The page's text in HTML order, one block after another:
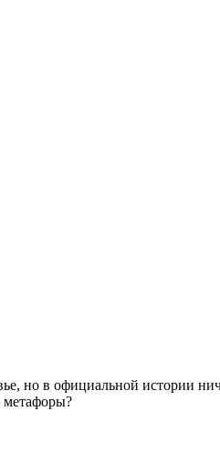
но в официальной истории